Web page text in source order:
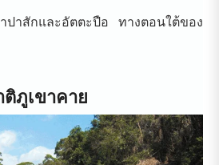
ปาสักและอัตตะปือ ทางตอนใต้ของ
ภูเขาคาย